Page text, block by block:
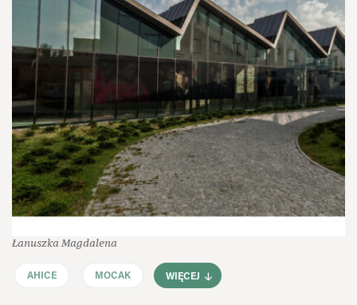
Łanuszka Magdalena
AHICE MOCAK WIĘCEJ